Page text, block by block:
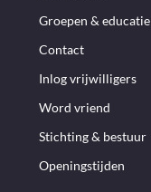
Groepen & educatie
Contact
Inlog vrijwilligers
Word vriend
Stichting & bestuur
Openingstijden